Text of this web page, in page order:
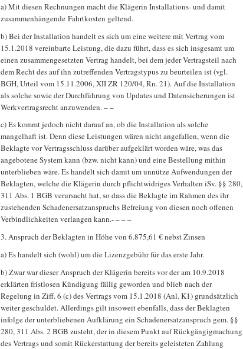
a) Mit diesen Rechnungen macht die Klägerin Installations- und damit
zusammenhängende Fahrtkosten geltend.
b) Bei der Installation handelt es sich um eine weitere mit Vertrag vom
15.1.2018 vereinbarte Leistung, die dazu führt, dass es sich insgesamt um
einen zusammengesetzten Vertrag handelt, bei dem jeder Vertragsteil nach
dem Recht des auf ihn zutreffenden Vertragstypus zu beurteilen ist (vgl.
BGH, Urteil vom 15.11.2006, XII ZR 120/04, Rn. 21). Auf die Installation
als solche sowie der Durchführung von Updates und Datensicherungen ist
Werkvertragsrecht anzuwenden. – –
c) Es kommt jedoch nicht darauf an, ob die Installation als solche
mangelhaft ist. Denn diese Leistungen wären nicht angefallen, wenn die
Beklagte vor Vertragsschluss darüber aufgeklärt worden wäre, was das
angebotene System kann (bzw. nicht kann) und eine Bestellung mithin
unterblieben wäre. Es handelt sich damit um unnütze Aufwendungen der
Beklagten, welche die Klägerin durch pflichtwidriges Verhalten iSv. §§ 280,
311 Abs. 1 BGB verursacht hat, so dass die Beklagte im Rahmen des ihr
zustehenden Schadenersatzanspruchs Befreiung von diesen noch offenen
Verbindlichkeiten verlangen kann.- – – –
3. Anspruch der Beklagten in Höhe von 6.875,61 € nebst Zinsen
a) Es handelt sich (wohl) um die Lizenzgebühr für das erste Jahr.
b) Zwar war dieser Anspruch der Klägerin bereits vor der am 10.9.2018
erklärten fristlosen Kündigung fällig geworden und blieb nach der
Regelung in Ziff. 6 (c) des Vertrags vom 15.1.2018 (Anl. K1) grundsätzlich
weiter geschuldet. Allerdings gilt insoweit ebenfalls, dass der Beklagten
infolge der unterbliebenen Aufklärung ein Schadenersatzanspruch gem. §§
280, 311 Abs. 2 BGB zusteht, der in diesem Punkt auf Rückgängigmachung
des Vertrags und somit Rückerstattung der bereits geleisteten Zahlung